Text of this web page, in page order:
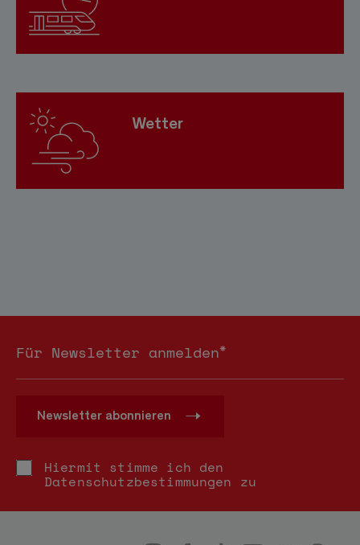
Wetter
Für Newsletter anmelden*
Newsletter abonnieren
Hiermit stimme ich den
Datenschutzbestimmungen zu